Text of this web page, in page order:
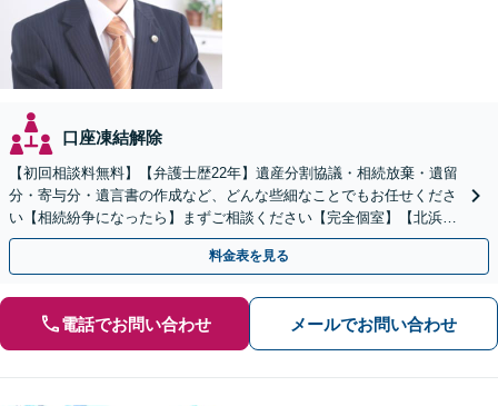
口座凍結解除
【初回相談料無料】【弁護士歴22年】遺産分割協議・相続放棄・遺留
分・寄与分・遺言書の作成など、どんな些細なことでもお任せくださ
い【相続紛争になったら】まずご相談ください【完全個室】【北浜駅
から徒歩10分】
料金表を見る
電話でお問い合わせ メールでお問い合わせ